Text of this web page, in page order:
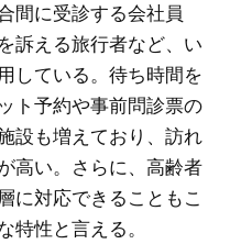
間に受診する会社員
訴える旅行者など、い
している。待ち時間を
ト予約や事前問診票の
設も増えており、訪れ
高い。さらに、高齢者
に対応できることもこ
特性と言える。